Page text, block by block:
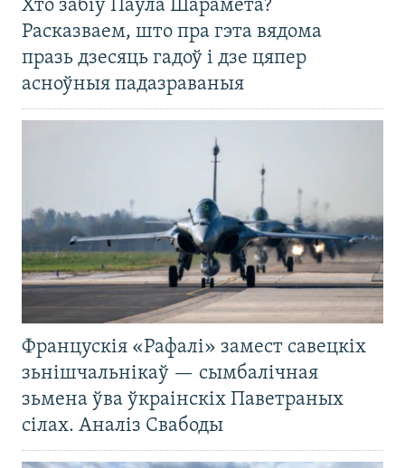
Хто забіў Паўла Шарамета?
Расказваем, што пра гэта вядома
празь дзесяць гадоў і дзе цяпер
асноўныя падазраваныя
Францускія «Рафалі» замест савецкіх
зьнішчальнікаў — сымбалічная
зьмена ўва ўкраінскіх Паветраных
сілах. Аналіз Свабоды